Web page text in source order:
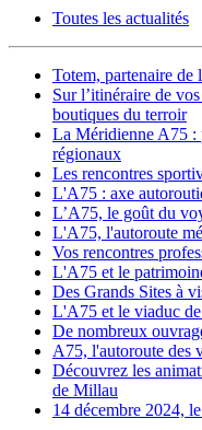
Toutes les actualités
Totem, partenaire de
Sur l’itinéraire de
boutiques du terroir
La Méridienne A75 :
régionaux
Les rencontres
L'A75 : axe
L’A75, le goût du
L'A75, l'autoroute
Vos rencontres
L'A75 et le
Des Grands Sites à
L'A75 et le viaduc
De nombreux
A75, l'autoroute des
Découvrez les
de Millau
14 décembre 2024,